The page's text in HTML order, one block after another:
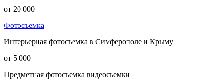
от 20 000
Фотосъемка
Интерьерная фотосъемка в Симферополе и Крыму
от 5 000
Предметная фотосъемка видеосъемки